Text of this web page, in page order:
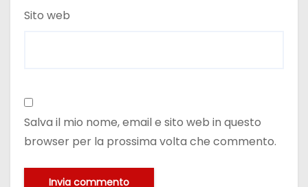
Sito web
Salva il mio nome, email e sito web in questo
browser per la prossima volta che commento.